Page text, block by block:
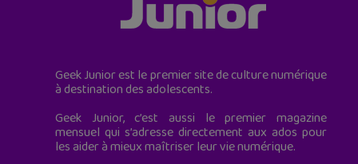
Geek Junior est le premier site de culture numérique
à destination des adolescents.
Geek Junior, c’est aussi le premier magazine
mensuel qui s’adresse directement aux ados pour
les aider à mieux maîtriser leur vie numérique.